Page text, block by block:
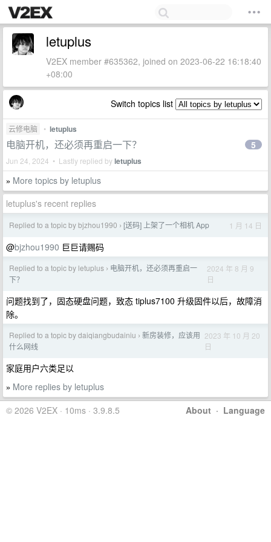
letuplus
V2EX member #635362, joined on 2023-06-22 16:18:40
+08:00
Switch topics list
云修电脑 • letuplus
电脑开机，还必须再重启一下？
Jun 24, 2024 • Lastly replied byletuplus
5
» More topics by letuplus
letuplus's recent replies
Replied to a topic by bjzhou1990 › [送码] 上架了一个相机 App 1 月 14 日
@bjzhou1990 巨巨请赐码
Replied to a topic by letuplus › 电脑开机，还必须再重启一
下？
2024 年 8 月 9
日
问题找到了，固态硬盘问题，致态 tiplus7100 升级固件以后，故障消
除。
Replied to a topic by daiqiangbudainiu › 新房装修，应该用
什么网线
2023 年 10 月 20
日
家庭用户六类足以
» More replies by letuplus
About · Language
© 2026 V2EX · 10ms · 3.9.8.5